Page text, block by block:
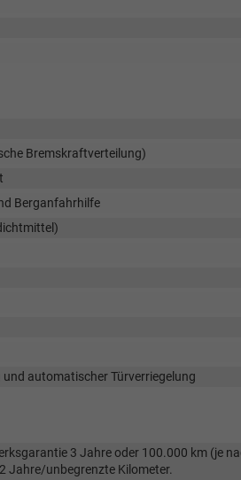
Bremskraftverteilung)
Berganfahrhilfe
automatischer Türverriegelung
3 Jahre oder 100.000 km (je
Jahre/unbegrenzte Kilometer.